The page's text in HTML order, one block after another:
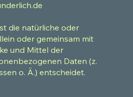
die natürliche oder
oder gemeinsam mit
und Mittel der
Daten (z.
o. Ä.) entscheidet.